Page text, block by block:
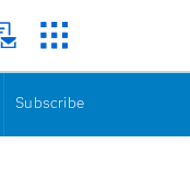
Subscribe